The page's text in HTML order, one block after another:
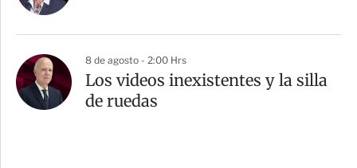
8 de agosto - 2:00 Hrs
Los videos inexistentes y la silla
de ruedas